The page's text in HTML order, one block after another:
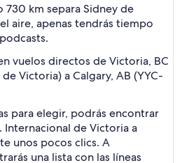
730 km separa Sidney de
aire, apenas tendrás tiempo
vuelos directos de Victoria, BC
Victoria) a Calgary, AB (YYC-
para elegir, podrás encontrar
de Victoria a
unos pocos clics. A
una lista con las líneas